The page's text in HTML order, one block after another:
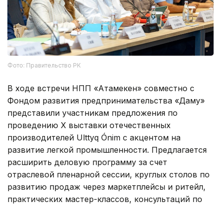
Фото: Правительство РК
В ходе встречи НПП «Атамекен» совместно с
Фондом развития предпринимательства «Даму»
представили участникам предложения по
проведению X выставки отечественных
производителей Ulttyq Ónim с акцентом на
развитие легкой промышленности. Предлагается
расширить деловую программу за счет
отраслевой пленарной сессии, круглых столов по
развитию продаж через маркетплейсы и ритейл,
практических мастер-классов, консультаций по